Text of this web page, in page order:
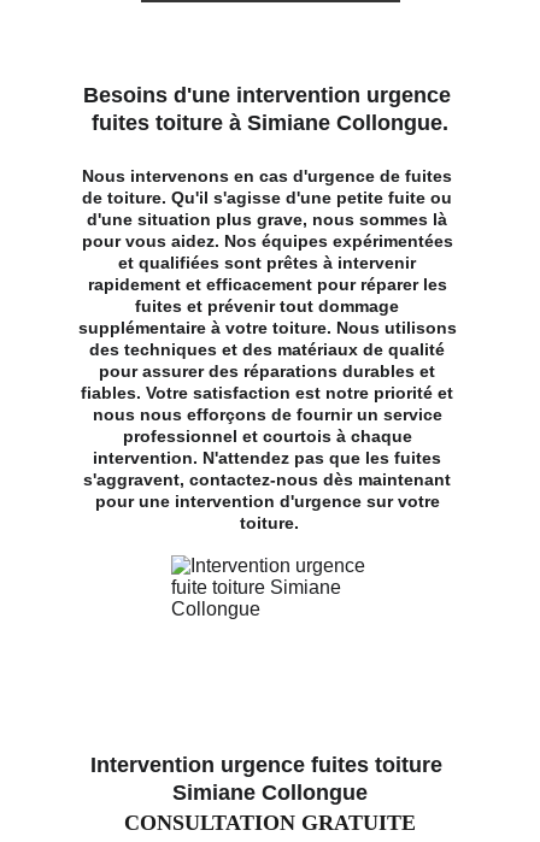
CONSULTATION GRATUITE
Besoins d'une intervention urgence
fuites toiture à Simiane Collongue.
Nous intervenons en cas d'urgence de fuites
de toiture. Qu'il s'agisse d'une petite fuite ou
d'une situation plus grave, nous sommes là
pour vous aidez. Nos équipes expérimentées
et qualifiées sont prêtes à intervenir
rapidement et efficacement pour réparer les
fuites et prévenir tout dommage
supplémentaire à votre toiture. Nous utilisons
des techniques et des matériaux de qualité
pour assurer des réparations durables et
fiables. Votre satisfaction est notre priorité et
nous nous efforçons de fournir un service
professionnel et courtois à chaque
intervention. N'attendez pas que les fuites
s'aggravent, contactez-nous dès maintenant
pour une intervention d'urgence sur votre
toiture.
Intervention urgence fuites toiture
Simiane Collongue